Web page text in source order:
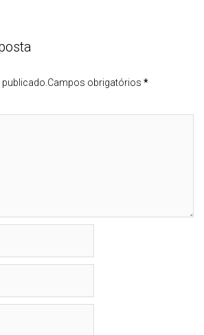
publicado.Campos obrigatórios *